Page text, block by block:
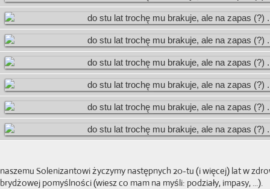
naszemu Solenizantowi życzymy następnych 20-tu (i więcej) lat w
brydżowej pomyślności (wiesz co mam na myśli: podziały, impasy, ...).